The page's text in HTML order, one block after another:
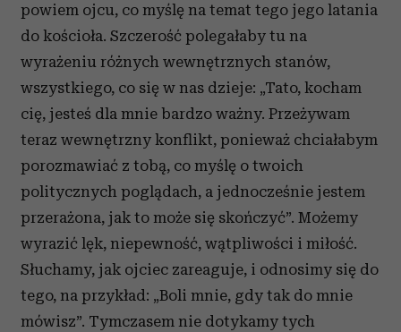
powiem ojcu, co myślę na temat tego jego latania
do kościoła. Szczerość polegałaby tu na
wyrażeniu różnych wewnętrznych stanów,
wszystkiego, co się w nas dzieje: „Tato, kocham
cię, jesteś dla mnie bardzo ważny. Przeżywam
teraz wewnętrzny konflikt, ponieważ chciałabym
porozmawiać z tobą, co myślę o twoich
politycznych poglądach, a jednocześnie jestem
przerażona, jak to może się skończyć”. Możemy
wyrazić lęk, niepewność, wątpliwości i miłość.
Słuchamy, jak ojciec zareaguje, i odnosimy się do
tego, na przykład: „Boli mnie, gdy tak do mnie
mówisz”. Tymczasem nie dotykamy tych